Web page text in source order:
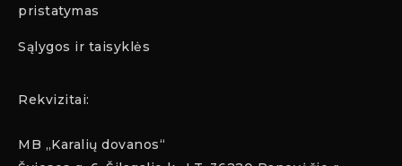
pristatymas
Sąlygos ir taisyklės
Rekvizitai:
MB „Karalių dovanos“